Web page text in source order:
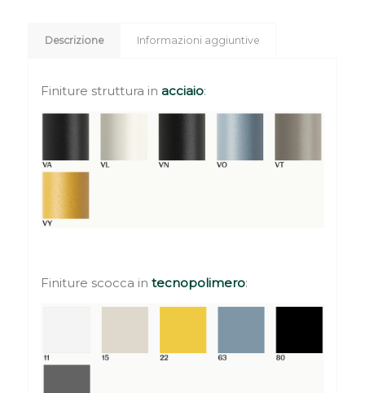
Descrizione Informazioni aggiuntive
Finiture struttura in acciaio:
Finiture scocca in tecnopolimero: